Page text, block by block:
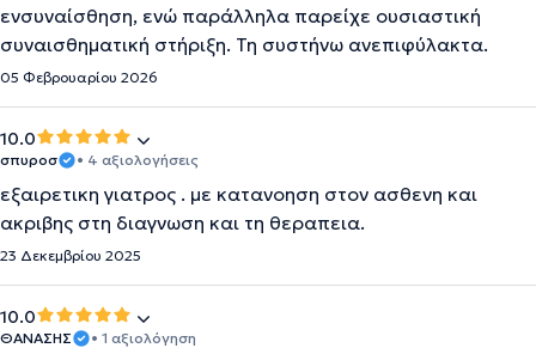
ενσυναίσθηση, ενώ παράλληλα παρείχε ουσιαστική
συναισθηματική στήριξη. Τη συστήνω ανεπιφύλακτα.
05 Φεβρουαρίου 2026
10.0
σπυροσ • 4 αξιολογήσεις
εξαιρετικη γιατρος . με κατανοηση στον ασθενη και
ακριβης στη διαγνωση και τη θεραπεια.
23 Δεκεμβρίου 2025
10.0
ΘΑΝΑΣΗΣ • 1 αξιολόγηση